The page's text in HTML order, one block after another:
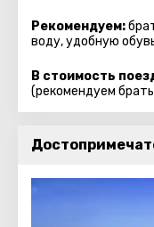
Рекомендуем:
воду, удобную
В стоимость
(рекомендуем